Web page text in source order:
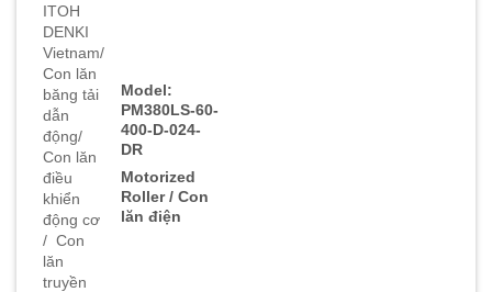
ITOH
DENKI
Vietnam/
Con lăn
băng tải
dẫn
động/
Con lăn
điều
khiển
động cơ
/ Con
lăn
truyền
Model:
PM380LS-60-
400-D-024-
DR
Motorized
Roller / Con
lăn điện